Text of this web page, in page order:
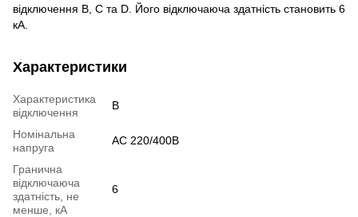
відключення B, C та D. Його відключаюча здатність становить 6
кА.
Характеристики
Характеристика
відключення
B
Номінальна
напруга
AC 220/400B
Гранична
відключаюча
здатність, не
менше, кА
6